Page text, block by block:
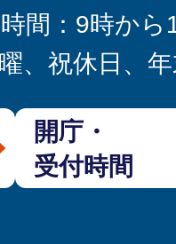
間：9時から
曜、祝休日、
開庁・
受付時間